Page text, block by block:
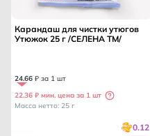
Карандаш для чистки утюгов
Утюжок 25 г /СЕЛЕНА ТМ/
24.66 ₽ за 1 шт
22.36 ₽ мин. цена за 1 шт
Масса нетто: 25 г
0.12